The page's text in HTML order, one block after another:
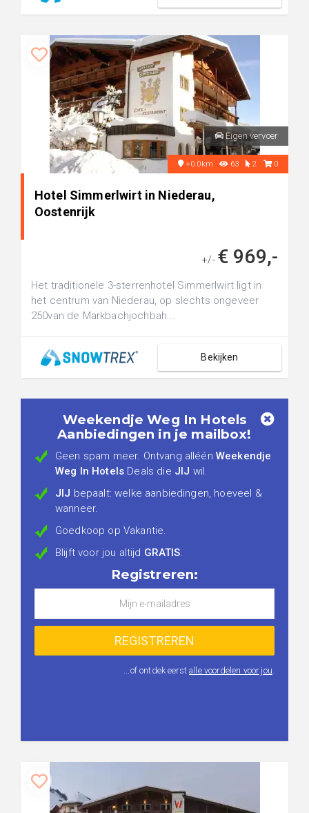
Eigen vervoer
+0.0km 63 2 0
Hotel Simmerlwirt in Niederau,
Oostenrijk
+/- € 969,-
Het traditionele 3-sterrenhotel Simmerlwirt ligt in
het centrum van Niederau, op slechts ongeveer
250van de Markbachjochbah...
Bekijken
Weekendje Weg In Hotels
Aanbiedingen in je mailbox!
Geen spam meer. Ontvang alléén Weekendje
Weg In Hotels Deals die JIJ wil.
JIJ bepaalt: welke aanbiedingen, hoeveel &
wanneer.
Goedkoop op Vakantie.
Blijft voor jou altijd GRATIS.
Registreren:
...of ontdek eerstalle voordelen voor jou.